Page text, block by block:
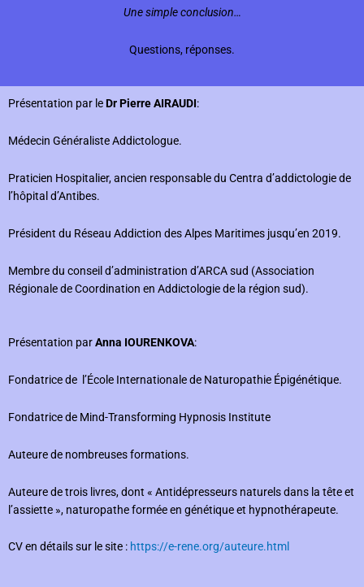
Une simple conclusion…
Questions, réponses.
Présentation par leDr Pierre AIRAUDI:
Médecin Généraliste Addictologue.
Praticien Hospitalier, ancien responsable du Centra d’addictologie de
l’hôpital d’Antibes.
Président du Réseau Addiction des Alpes Maritimes jusqu’en 2019.
Membre du conseil d’administration d’ARCA sud (Association
Régionale de Coordination en Addictologie de la région sud).
Présentation parAnna IOURENKOVA:
Fondatrice de l’École Internationale de Naturopathie Épigénétique.
Fondatrice de Mind-Transforming Hypnosis Institute
Auteure de nombreuses formations.
Auteure de trois livres, dont « Antidépresseurs naturels dans la tête et
l’assiette », naturopathe formée en génétique et hypnothérapeute.
CV en détails sur le site : https://e-rene.org/auteure.html